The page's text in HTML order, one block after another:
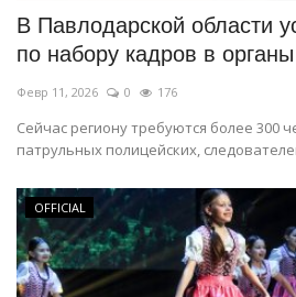
В Павлодарской области
по набору кадров в
Февр 11, 2026 0 176
Сейчас региону требуются более 300
патрульных полицейских,
OFFICIAL